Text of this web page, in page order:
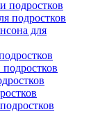
подростков
подростков
для